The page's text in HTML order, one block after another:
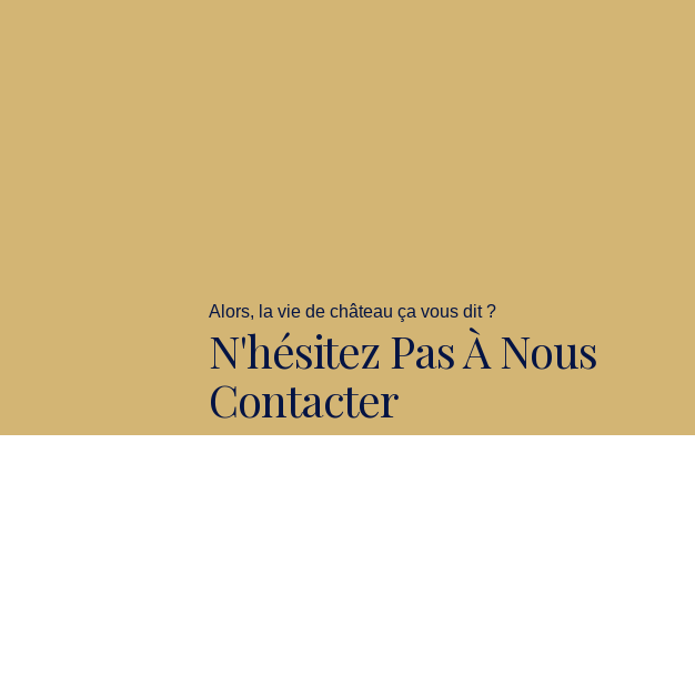
Alors, la vie de château ça vous dit ?
N'hésitez Pas À Nous
Contacter